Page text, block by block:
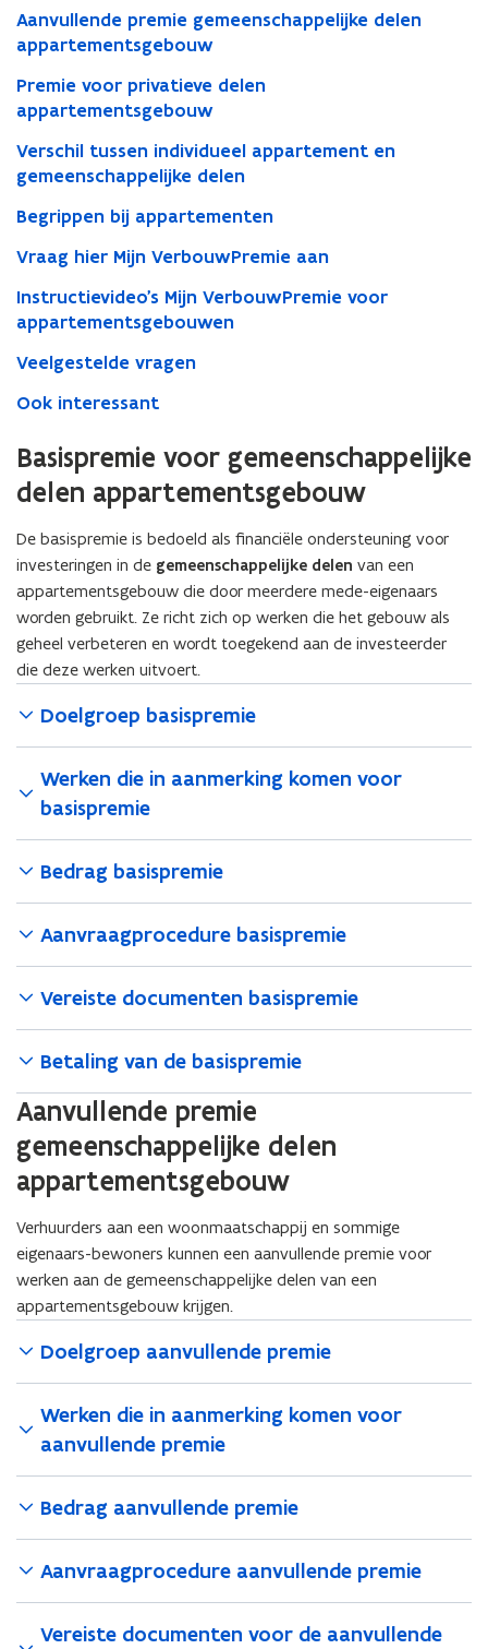
Aanvullende premie gemeenschappelijke delen
appartementsgebouw
Premie voor privatieve delen
appartementsgebouw
Verschil tussen individueel appartement en
gemeenschappelijke delen
Begrippen bij appartementen
Vraag hier Mijn VerbouwPremie aan
Instructievideo's Mijn VerbouwPremie voor
appartementsgebouwen
Veelgestelde vragen
Ook interessant
Basispremie voor gemeenschappelijke
delen appartementsgebouw
De basispremie is bedoeld als financiële ondersteuning voor
investeringen in de gemeenschappelijke delen van een
appartementsgebouw die door meerdere mede-eigenaars
worden gebruikt. Ze richt zich op werken die het gebouw als
geheel verbeteren en wordt toegekend aan de investeerder
die deze werken uitvoert.
Doelgroep basispremie
Werken die in aanmerking komen voor
basispremie
Bedrag basispremie
Aanvraagprocedure basispremie
Vereiste documenten basispremie
Betaling van de basispremie
Aanvullende premie
gemeenschappelijke delen
appartementsgebouw
Verhuurders aan een woonmaatschappij en sommige
eigenaars-bewoners kunnen een aanvullende premie voor
werken aan de gemeenschappelijke delen van een
appartementsgebouw krijgen.
Doelgroep aanvullende premie
Werken die in aanmerking komen voor
aanvullende premie
Bedrag aanvullende premie
Aanvraagprocedure aanvullende premie
Vereiste documenten voor de aanvullende